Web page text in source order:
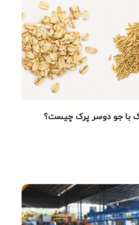
با جو دوسر پرک چیست؟